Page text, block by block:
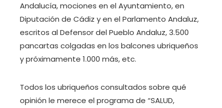
Andalucía, mociones en el Ayuntamiento, en
Diputación de Cádiz y en el Parlamento Andaluz,
escritos al Defensor del Pueblo Andaluz, 3.500
pancartas colgadas en los balcones ubriqueños
y próximamente 1.000 más, etc.
Todos los ubriqueños consultados sobre qué
opinión le merece el programa de “SALUD,